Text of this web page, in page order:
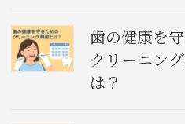
歯の健康を
クリーニン
は？